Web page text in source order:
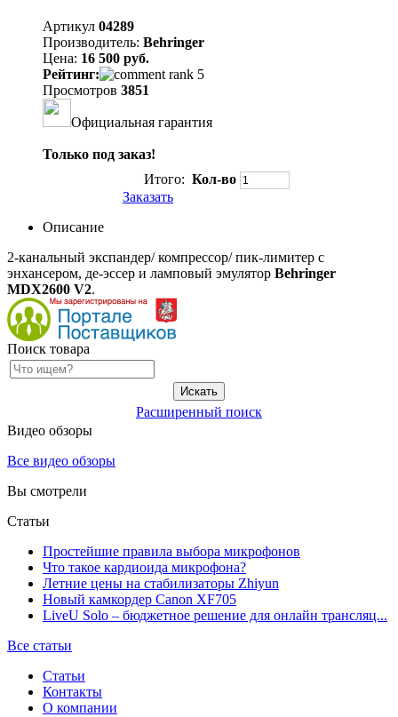
Артикул 04289
Производитель: Behringer
Цена: 16 500 руб.
Рейтинг:
Просмотров 3851
Официальная гарантия
Только под заказ!
Итого: Кол-во
Заказать
Описание
2-канальный экспандер/ компрессор/ пик-лимитер с
энхансером, де-эссер и ламповый эмулятор Behringer
MDX2600 V2.
Поиск товара
Расширенный поиск
Видео обзоры
Все видео обзоры
Вы смотрели
Статьи
Простейшие правила выбора микрофонов
Что такое кардиоида микрофона?
Летние цены на стабилизаторы Zhiyun
Новый камкордер Canon XF705
LiveU Solo – бюджетное решение для онлайн трансляц...
Все статьи
Статьи
Контакты
О компании